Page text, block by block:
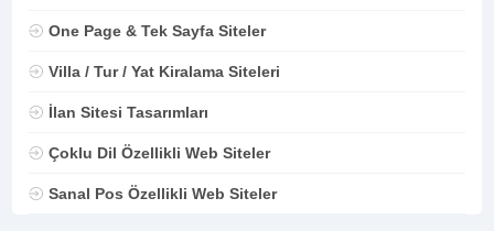
One Page & Tek Sayfa Siteler
Villa / Tur / Yat Kiralama Siteleri
İlan Sitesi Tasarımları
Çoklu Dil Özellikli Web Siteler
Sanal Pos Özellikli Web Siteler